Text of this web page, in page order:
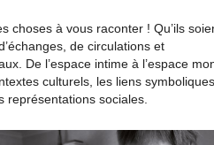
à vous raconter ! Qu’ils
de circulations et
De l’espace intime à l’espace
culturels, les liens
représentations sociales.